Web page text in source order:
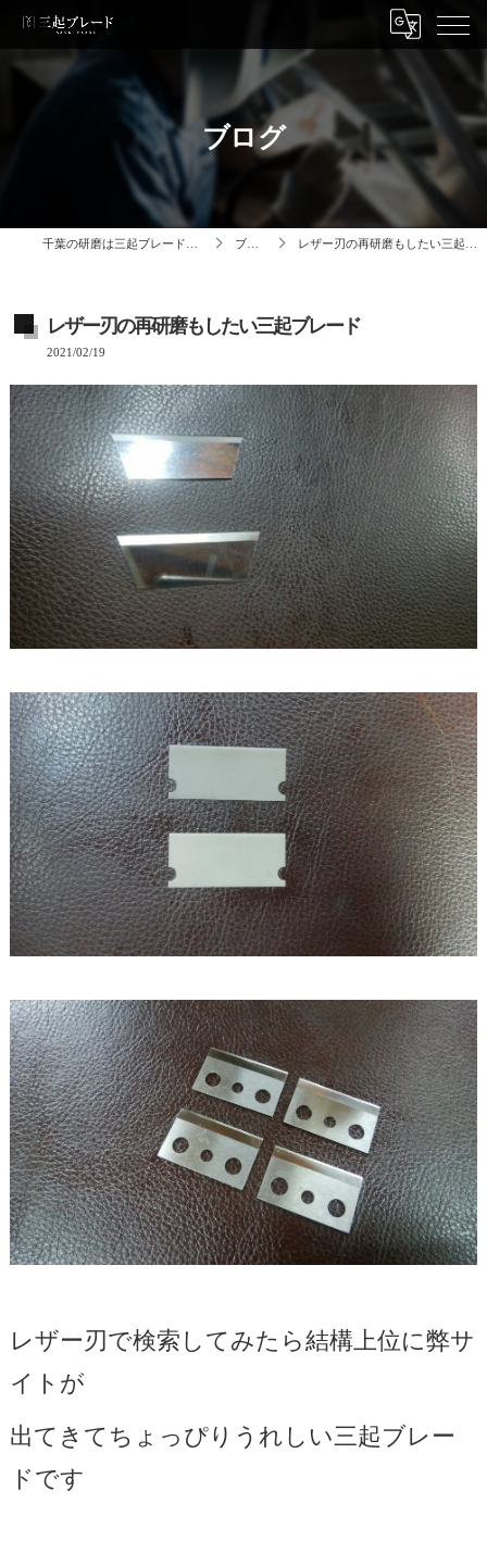
ブログ
ブログ レザー刃の再研磨もしたい三起ブレード
レザー刃の再研磨もしたい三起ブレード
2021/02/19
レザー刃で検索してみたら結構上位に弊サ
イトが
出てきてちょっぴりうれしい三起ブレー
ドです